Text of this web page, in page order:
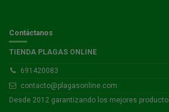
Contáctanos
TIENDA PLAGAS ONLINE
691420083
contacto@plagasonline.com
Desde 2012 garantizando los mejores